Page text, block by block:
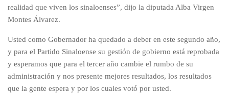
realidad que viven los sinaloenses”, dijo la diputada Alba Virgen
Montes Álvarez.
Usted como Gobernador ha quedado a deber en este segundo año,
y para el Partido Sinaloense su gestión de gobierno está reprobada
y esperamos que para el tercer año cambie el rumbo de su
administración y nos presente mejores resultados, los resultados
que la gente espera y por los cuales votó por usted.